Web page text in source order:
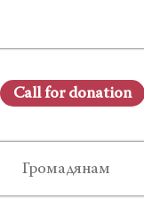
Сall for donation
Громадянам